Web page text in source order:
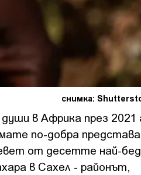
снимка:
в Африка през 2021
по-добра представа
от десетте най-
в Сахел - районът,